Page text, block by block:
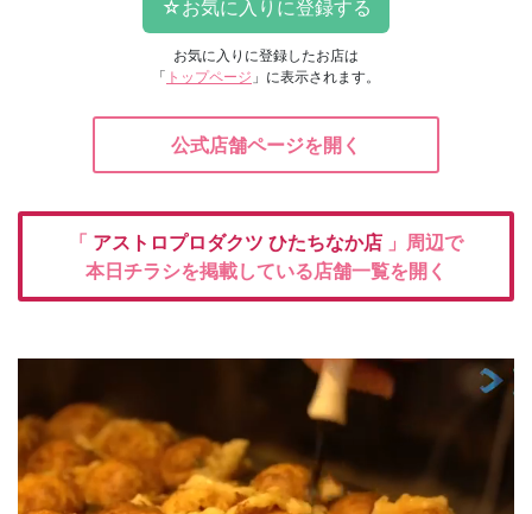
お気に入りに登録したお店は
「 トップページ 」に表示されます。
公式店舗ページを開く
「 アストロプロダクツ ひたちなか店 」周辺で
本日チラシを掲載している店舗一覧を開く